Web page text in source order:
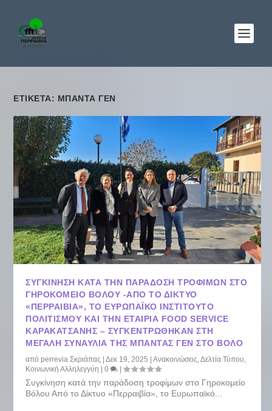
ΕΤΙΚΈΤΑ: ΜΠΑΝΤΑ ΓΕΝ
ΣΥΓΚΊΝΗΣΗ ΚΑΤΆ ΤΗΝ ΠΑΡΆΔΟΣΗ ΤΡΟΦΊΜΩΝ ΣΤΟ
ΓΗΡΟΚΟΜΕΊΟ ΒΌΛΟΥ -ΑΠΌ ΤΟ ΔΊΚΤΥΟ
«ΠΕΡΡΑΙΒΊΑ», ΤΟ ΕΥΡΩΠΑΪΚΌ ΙΝΣΤΙΤΟΎΤΟ
ΠΟΛΙΤΙΣΜΟΎ ΚΑΙ ΤΗΝ ΕΤΑΙΡΊΑ FOOD SERVICE
ΚΑΡΑΚΑΤΣΆΝΗΣ – ΣΥΓΚΕΝΤΡΏΘΗΚΑΝ ΣΤΗ
ΜΕΓΆΛΗ ΣΥΝΑΥΛΊΑ ΤΗΣ ΜΠΆΝΤΑΣ ΓΕΝ ΣΤΟ ΒΌΛΟ
απόperrevia Σκριάπας |Δεκ 19, 2025 |Ανακοινώσεις,Δελτία Τύπου,
Κοινωνική Αλληλεγγύη
|0 |
Συγκίνηση κατά την παράδοση τροφίμων στο Γηροκομείο
Βόλου Από το Δίκτυο «Περραιβία», το Ευρωπαϊκό...